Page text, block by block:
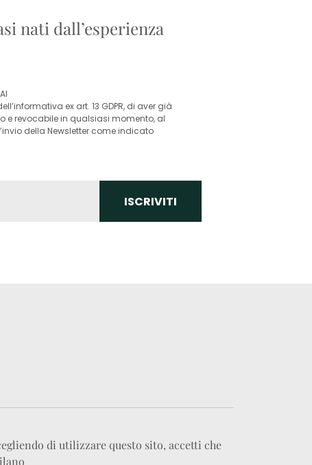
nati dall’esperienza
ex art. 13 GDPR, di aver già
e revocabile in qualsiasi momento, al
della Newsletter come indicato
di utilizzare questo sito, accetti che